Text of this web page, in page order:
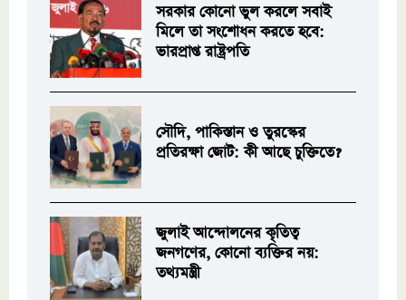
সরকার কোনো ভুল করলে সবাই
মিলে তা সংশোধন করতে হবে:
ভারপ্রাপ্ত রাষ্ট্রপতি
সৌদি, পাকিস্তান ও তুরস্কের
প্রতিরক্ষা জোট: কী আছে চুক্তিতে?
জুলাই আন্দোলনের কৃতিত্ব
জনগণের, কোনো ব্যক্তির নয়:
তথ্যমন্ত্রী